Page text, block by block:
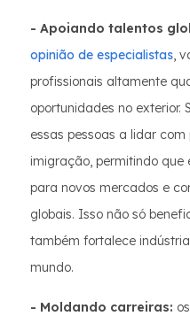
- Apoiando talentos
opinião de especialistas,
profissionais altamente
oportunidades no exterior.
essas pessoas a lidar
imigração, permitindo que
para novos mercados e
globais. Isso não só
também fortalece
mundo.
- Moldando carreiras: